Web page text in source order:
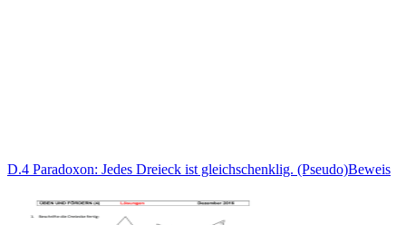
D.4 Paradoxon: Jedes Dreieck ist gleichschenklig. (Pseudo)Beweis